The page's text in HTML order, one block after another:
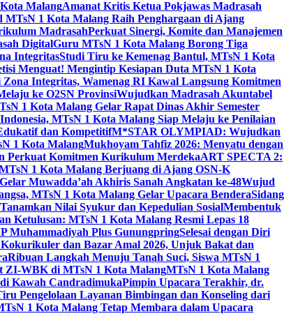
MalangAmanat Kritis Ketua Pokjawas Madrasah
1 Kota Malang Raih Penghargaan di Ajang
MadrasahPerkuat Sinergi, Komite dan Manajemen
DigitalGuru MTsN 1 Kota Malang Borong Tiga
IntegritasStudi Tiru ke Kemenag Bantul, MTsN 1 Kota
Menguat! Mengintip Kesiapan Duta MTsN 1 Kota
Zona Integritas, Wamenag RI Kawal Langsung Komitmen
ke O2SN ProvinsiWujudkan Madrasah Akuntabel
1 Kota Malang Gelar Rapat Dinas Akhir Semester
MTsN 1 Kota Malang Siap Melaju ke Penilaian
dan KompetitifM*STAR OLYMPIAD: Wujudkan
1 Kota MalangMukhoyam Tahfiz 2026: Menyatu dengan
Perkuat Komitmen Kurikulum MerdekaART SPECTA 2:
1 Kota Malang Berjuang di Ajang OSN-K
Muwadda’ah Akhiris Sanah Angkatan ke-48Wujud
MTsN 1 Kota Malang Gelar Upacara BenderaSidang
Nilai Syukur dan Kepedulian SosialMembentuk
Ketulusan: MTsN 1 Kota Malang Resmi Lepas 18
Muhammadiyah Plus GunungpringSelesai dengan Diri
Kokurikuler dan Bazar Amal 2026, Unjuk Bakat dan
Ribuan Langkah Menuju Tanah Suci, Siswa MTsN 1
ZI-WBK di MTsN 1 Kota MalangMTsN 1 Kota Malang
Kawah CandradimukaPimpin Upacara Terakhir, dr.
Pengelolaan Layanan Bimbingan dan Konseling dari
1 Kota Malang Tetap Membara dalam Upacara